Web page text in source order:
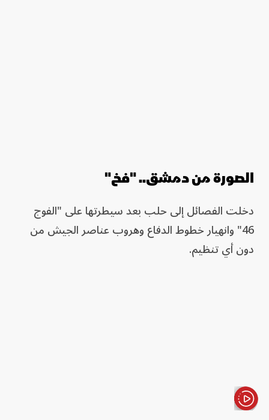
الصورة من دمشق.. "فخ"
دخلت الفصائل إلى حلب بعد سيطرتها على "الفوج
46" وانهيار خطوط الدفاع وهروب عناصر الجيش من
دون أي تنظيم.